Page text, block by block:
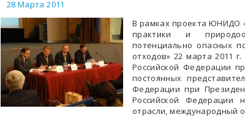
28 Марта 2011
В рамках проекта ЮНИДО
практики и
потенциально опасных
отходов» 22 марта 2011
Российской Федерации
постоянных
Федерации при
Российской Федерации
отрасли, международный